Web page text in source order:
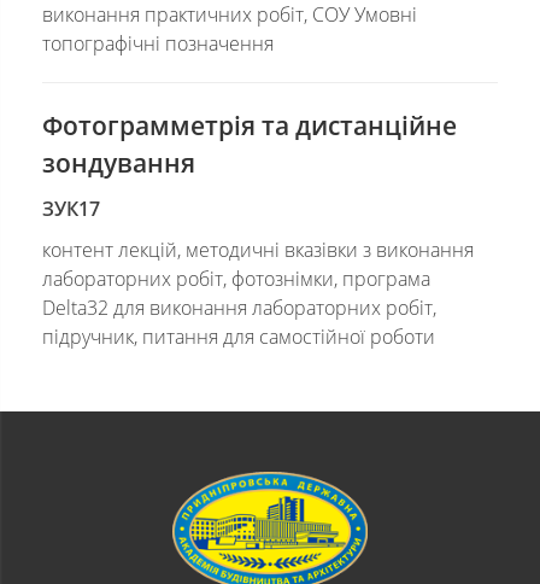
виконання практичних робіт, СОУ Умовні
топографічні позначення
Фотограмметрія та дистанційне
зондування
ЗУК17
контент лекцій, методичні вказівки з виконання
лабораторних робіт, фотознімки, програма
Delta32 для виконання лабораторних робіт,
підручник, питання для самостійної роботи